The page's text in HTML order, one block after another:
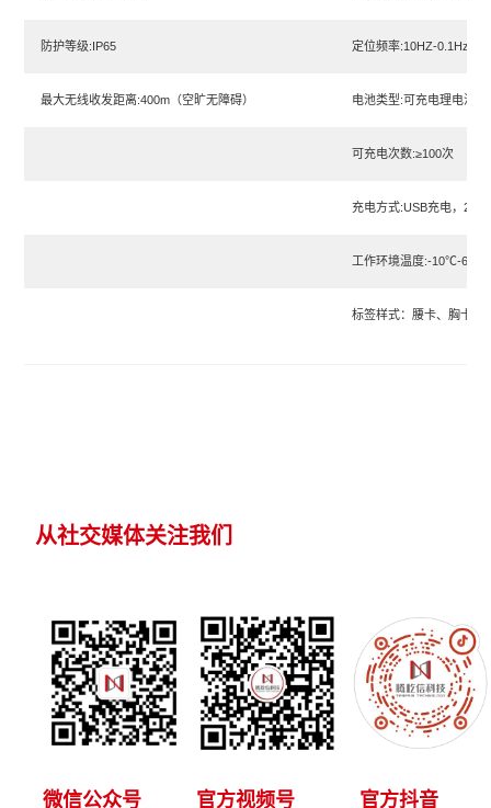
防护等级:IP65 定位频率:10HZ-0.1Hz可
最大无线收发距离:400m（空旷无障碍） 电池类型:可充电理电池
可充电次数:≥100次
充电方式:USB充电，2-3
工作环境温度:-10℃-60℃;
标签样式：腰卡、胸卡、
从社交媒体关注我们
微信公众号 官方视频号 官方抖音